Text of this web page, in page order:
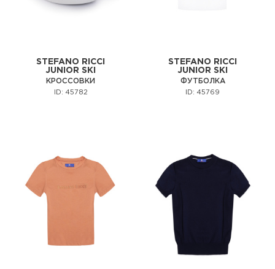
STEFANO RICCI
JUNIOR SKI
КРОССОВКИ
ID: 45782
STEFANO RICCI
JUNIOR SKI
ФУТБОЛКА
ID: 45769